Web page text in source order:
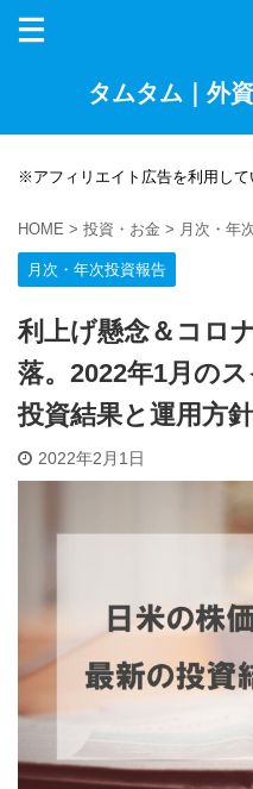
タムタム｜外
※アフィリエイト広告を利用して
HOME > 投資・お金 > 月次・年
月次・年次投資報告
利上げ懸念＆コロ
落。2022年1月の
投資結果と運用方針
2022年2月1日